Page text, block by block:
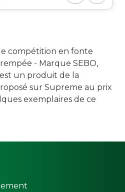
compétition en fonte
- Marque SEBO,
est un produit de la
sur Supreme au prix
exemplaires de ce